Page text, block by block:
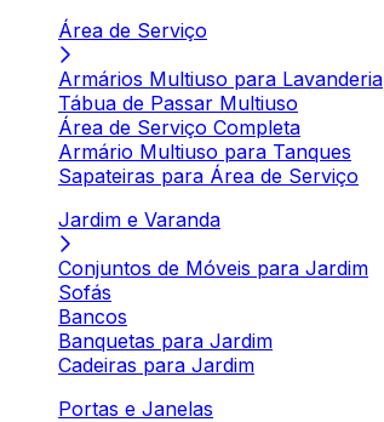
Área de Serviço
Armários Multiuso para Lavanderia
Tábua de Passar Multiuso
Área de Serviço Completa
Armário Multiuso para Tanques
Sapateiras para Área de Serviço
Jardim e Varanda
Conjuntos de Móveis para Jardim
Sofás
Bancos
Banquetas para Jardim
Cadeiras para Jardim
Portas e Janelas